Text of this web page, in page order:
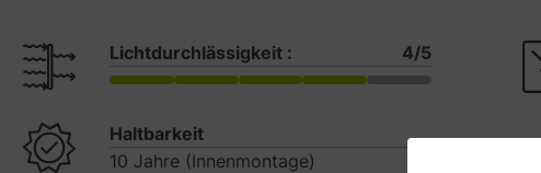
Lichtdurchlässigkeit : 4/5
Haltbarkeit
10 Jahre (Innenmontage)